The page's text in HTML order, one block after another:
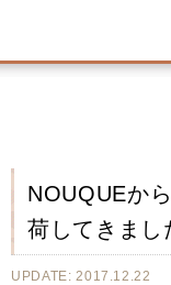
NOUQUEか
荷してきまし
UPDATE: 2017.12.22